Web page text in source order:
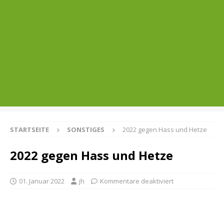
STARTSEITE SONSTIGES 2022 gegen Hass und Hetze
2022 gegen Hass und Hetze
01. Januar 2022 jh Kommentare deaktiviert